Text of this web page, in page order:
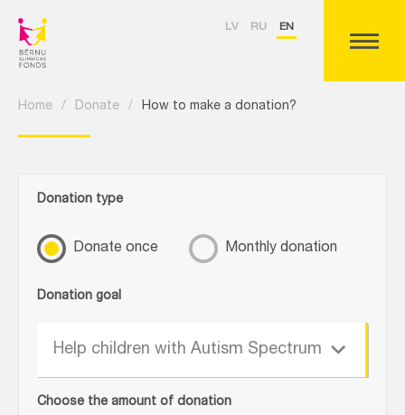
LV RU EN
Home / Donate / How to make a donation?
Donation type
Donate once Monthly donation
Donation goal
Help children with Autism Spectrum
Disorder (ASD)!
Choose the amount of donation